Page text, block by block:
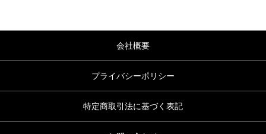
会社概要
プライバシーポリシー
特定商取引法に基づく表記